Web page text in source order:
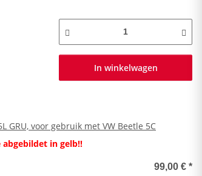
In winkelwagen
voor gebruik met VW Beetle 5C
in gelb!!
99,00 € *